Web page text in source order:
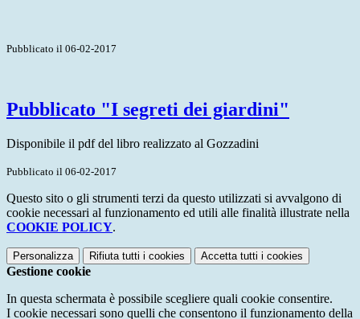
Pubblicato il 06-02-2017
Pubblicato "I segreti dei giardini"
Disponibile il pdf del libro realizzato al Gozzadini
Pubblicato il 06-02-2017
Questo sito o gli strumenti terzi da questo utilizzati si avvalgono di
cookie necessari al funzionamento ed utili alle finalità illustrate nella
COOKIE POLICY.
Personalizza Rifiuta tutti i cookies Accetta tutti i cookies
Gestione cookie
In questa schermata è possibile scegliere quali cookie consentire.
I cookie necessari sono quelli che consentono il funzionamento della